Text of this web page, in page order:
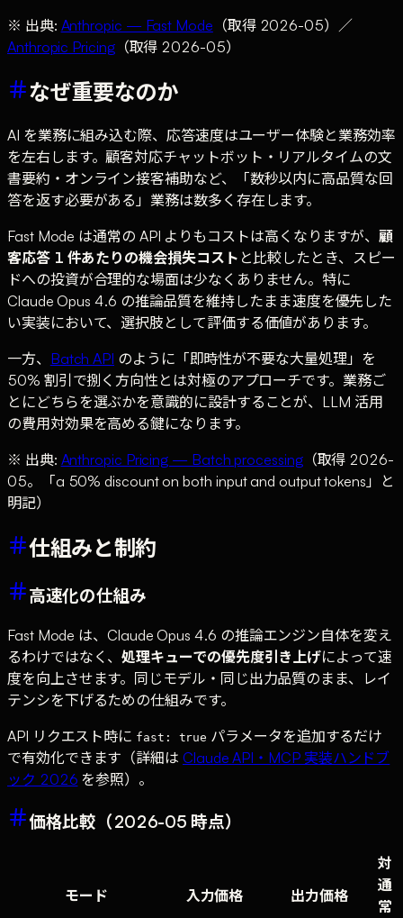
※ 出典: Anthropic — Fast Mode （取得 2026-05）／
Anthropic Pricing（取得 2026-05）
なぜ重要なのか
AI を業務に組み込む際、応答速度はユーザー体験と業務効率
を左右します。顧客対応チャットボット・リアルタイムの文
書要約・オンライン接客補助など、「数秒以内に高品質な回
答を返す必要がある」業務は数多く存在します。
Fast Mode は通常の API よりもコストは高くなりますが、顧
客応答 1 件あたりの機会損失コスト と比較したとき、スピー
ドへの投資が合理的な場面は少なくありません。特に
Claude Opus 4.6 の推論品質を維持したまま速度を優先した
い実装において、選択肢として評価する価値があります。
一方、 Batch API のように「即時性が不要な大量処理」を
50% 割引で捌く方向性とは対極のアプローチです。業務ご
とにどちらを選ぶかを意識的に設計することが、LLM 活用
の費用対効果を高める鍵になります。
※ 出典: Anthropic Pricing — Batch processing（取得 2026-
05。「a 50% discount on both input and output tokens」と
明記）
仕組みと制約
高速化の仕組み
Fast Mode は、Claude Opus 4.6 の推論エンジン自体を変え
るわけではなく、処理キューでの優先度引き上げによって速
度を向上させます。同じモデル・同じ出力品質のまま、レイ
テンシを下げるための仕組みです。
API リクエスト時に fast: true パラメータを追加するだけ
で有効化できます（詳細は Claude API・MCP 実装ハンドブ
ック 2026 を参照）。
価格比較（2026-05 時点）
モード 入力価格 出力価格
対
通
常